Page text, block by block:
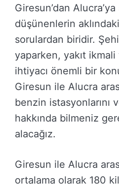
Giresun’dan
düşünenlerin
sorulardan biridir.
yaparken, yakıt
ihtiyacı önemli bir
Giresun ile Alucra
benzin istasyonlarını
hakkında bilmeniz
alacağız.
Giresun ile Alucra
ortalama olarak 180